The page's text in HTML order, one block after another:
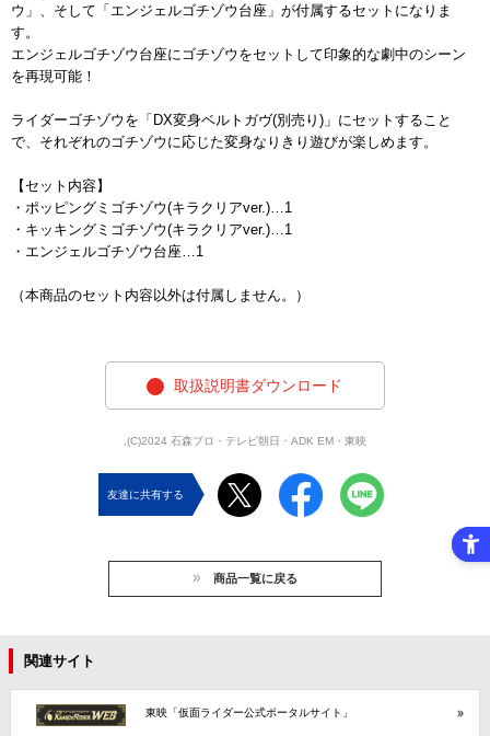
ウ」、そして「エンジェルゴチゾウ台座」が付属するセットになりま
す。
エンジェルゴチゾウ台座にゴチゾウをセットして印象的な劇中のシーン
を再現可能！
ライダーゴチゾウを「DX変身ベルトガヴ(別売り)」にセットすること
で、それぞれのゴチゾウに応じた変身なりきり遊びが楽しめます。
【セット内容】
・ポッピングミゴチゾウ(キラクリアver.)…1
・キッキングミゴチゾウ(キラクリアver.)…1
・エンジェルゴチゾウ台座…1
（本商品のセット内容以外は付属しません。）
取扱説明書ダウンロード
,(C)2024 石森プロ・テレビ朝日・ADK EM・東映
友達に共有する
商品一覧に戻る
関連サイト
東映「仮面ライダー公式ポータルサイト」